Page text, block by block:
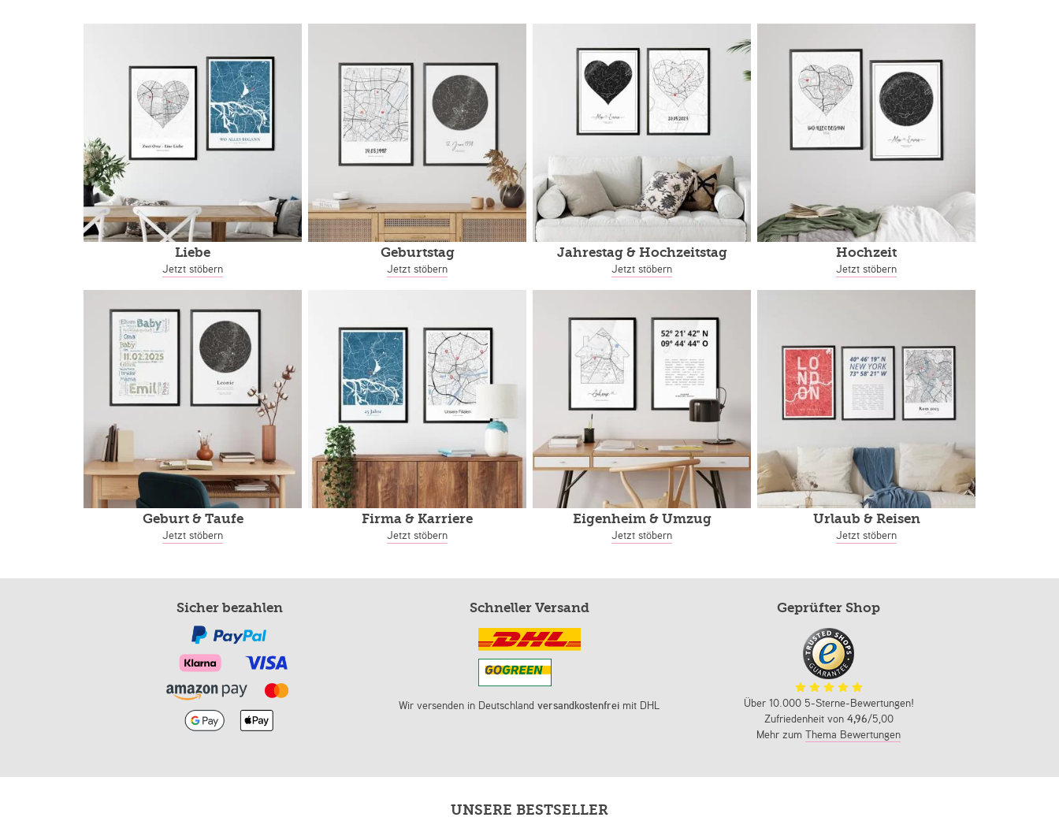
Liebe
Jetzt stöbern
Geburtstag
Jetzt stöbern
Jahrestag& Hochzeitstag
Jetzt stöbern
Hochzeit
Jetzt stöbern
Geburt & Taufe
Jetzt stöbern
Firma & Karriere
Jetzt stöbern
Eigenheim& Umzug
Jetzt stöbern
Urlaub & Reisen
Jetzt stöbern
Sicher bezahlen Schneller Versand
Wir versenden in Deutschlandversandkostenfrei mit DHL
Geprüfter Shop
Über 10.000 5-Sterne-Bewertungen!
Zufriedenheit von 4,96/5,00
Mehr zumThema Bewertungen
UNSERE BESTSELLER